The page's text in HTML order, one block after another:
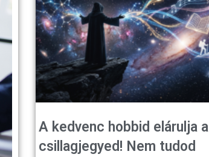
A kedvenc hobbid elárulja a
csillagjegyed! Nem tudod